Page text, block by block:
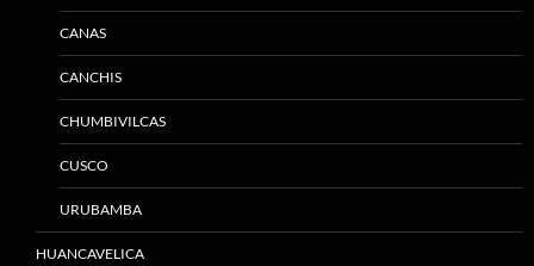
CANAS
CANCHIS
CHUMBIVILCAS
CUSCO
URUBAMBA
HUANCAVELICA